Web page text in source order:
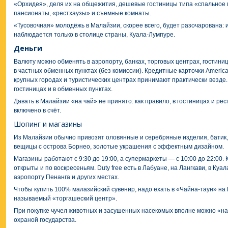
«Орхидея», деля их на общежития, дешевые гостиницы типа «спальное
пансионаты, «рестхаузы» и съемные комнаты.
«Тусовочная» молодёжь в Малайзии, скорее всего, будет разочарована:
наблюдается только в столице страны, Куала-Лумпуре.
Деньги
Валюту можно обменять в аэропорту, банках, торговых центрах,
в частных обменных пунктах (без комиссии). Кредитные карточки
крупных городах и туристических центрах принимают практически
гостиницах и в обменных пунктах.
Давать в Малайзии «на чай» не принято: как правило, в гостиницах и
включено в счёт.
Шопинг и магазины
Из Малайзии обычно привозят оловянные и серебряные изделия,
вещицы с острова Борнео, золотые украшения с эффектным дизайном.
Магазины работают с 9:30 до 19:00, а супермаркеты — с 10:00 до 22:00.
открыты и по воскресеньям. Duty free есть в Лабуане, на Лангкави, в
аэропорту Пенанга и других местах.
Чтобы купить 100% малазийский сувенир, надо ехать в «Чайна-таун» на
называемый «торгашеский центр».
При покупке чучел животных и засушенных насекомых вполне можно
охраной государства.